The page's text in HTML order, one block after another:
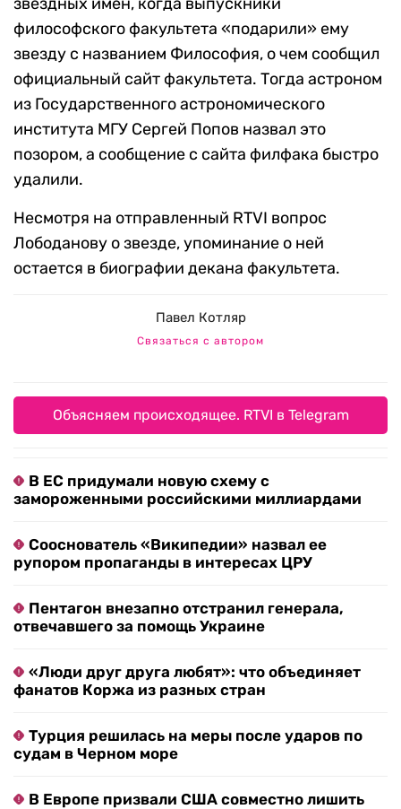
философского факультета «подарили» ему
звезду с названием Философия, о чем сообщил
официальный сайт факультета. Тогда астроном
из Государственного астрономического
института МГУ Сергей Попов назвал это
позором, а сообщение с сайта филфака быстро
удалили.
Несмотря на отправленный RTVI вопрос
Лободанову о звезде, упоминание о ней
остается в биографии декана факультета.
Павел Котляр
Связаться с автором
Объясняем происходящее. RTVI в Telegram
В ЕС придумали новую схему с
замороженными российскими миллиардами
Сооснователь «Википедии» назвал ее
рупором пропаганды в интересах ЦРУ
Пентагон внезапно отстранил генерала,
отвечавшего за помощь Украине
«Люди друг друга любят»: что объединяет
фанатов Коржа из разных стран
Турция решилась на меры после ударов по
судам в Черном море
В Европе призвали США совместно лишить